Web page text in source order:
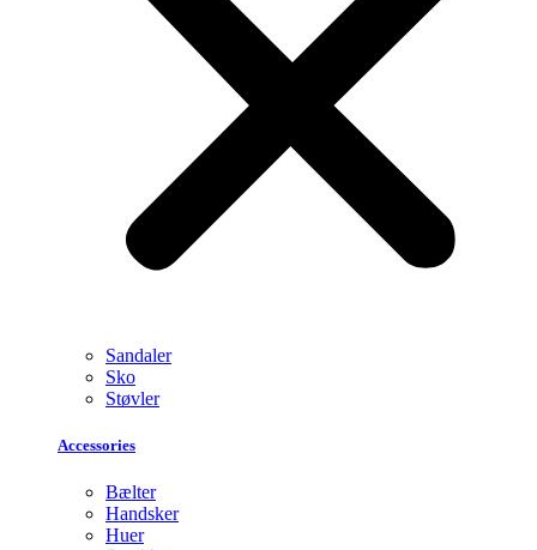
Sandaler
Sko
Støvler
Accessories
Bælter
Handsker
Huer